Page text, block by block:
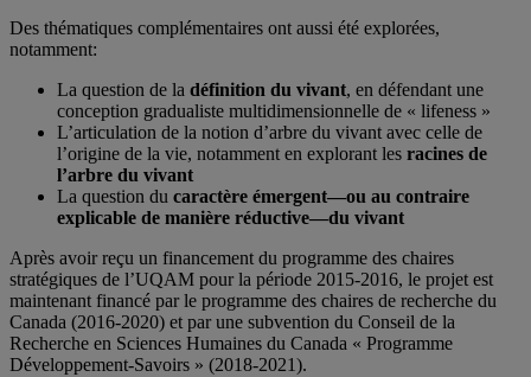
Des thématiques complémentaires ont aussi été explorées,
notamment:
La question de la définition du vivant, en défendant une
conception gradualiste multidimensionnelle de « lifeness »
L’articulation de la notion d’arbre du vivant avec celle de
l’origine de la vie, notamment en explorant les racines de
l’arbre du vivant
La question du caractère émergent—ou au contraire
explicable de manière réductive—du vivant
Après avoir reçu un financement du programme des chaires
stratégiques de l’UQAM pour la période 2015-2016, le projet est
maintenant financé par le programme des chaires de recherche du
Canada (2016-2020) et par une subvention du Conseil de la
Recherche en Sciences Humaines du Canada « Programme
Développement-Savoirs » (2018-2021).